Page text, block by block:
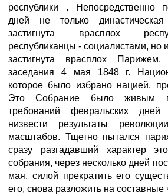
республики . Непосредственно
дней не только
застигнута врасплох
республиканцы - социалистами, но
застигнута врасплох
заседания 4 мая 1848 г.
которое было избрано нацией,
Это Собрание было живым
требований февральских
низвести результаты
масштабов. Тщетно пытался
сразу разгадавший характер
собрания, через несколько дней
мая, силой прекратить его
его, снова разложить на составные